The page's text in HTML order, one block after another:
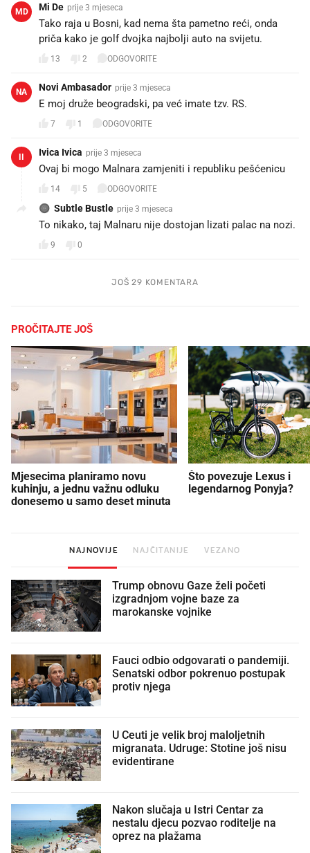
MD Mi De prije 3 mjeseca
Tako raja u Bosni, kad nema šta pametno reći, onda
priča kako je golf dvojka najbolji auto na svijetu.
13 2 ODGOVORITE
NA Novi Ambasador prije 3 mjeseca
E moj druže beogradski, pa već imate tzv. RS.
7 1 ODGOVORITE
II Ivica Ivica prije 3 mjeseca
Ovaj bi mogo Malnara zamjeniti i republiku pešćenicu
14 5 ODGOVORITE
Subtle Bustle prije 3 mjeseca
To nikako, taj Malnaru nije dostojan lizati palac na nozi.
9 0
JOŠ 29 KOMENTARA
PROČITAJTE JOŠ
Mjesecima planiramo novu
kuhinju, a jednu važnu odluku
donesemo u samo deset minuta
Što povezuje Lexus i
legendarnog Ponyja?
NAJNOVIJE NAJČITANIJE VEZANO
Trump obnovu Gaze želi početi
izgradnjom vojne baze za
marokanske vojnike
Fauci odbio odgovarati o pandemiji.
Senatski odbor pokrenuo postupak
protiv njega
U Ceuti je velik broj maloljetnih
migranata. Udruge: Stotine još nisu
evidentirane
Nakon slučaja u Istri Centar za
nestalu djecu pozvao roditelje na
oprez na plažama